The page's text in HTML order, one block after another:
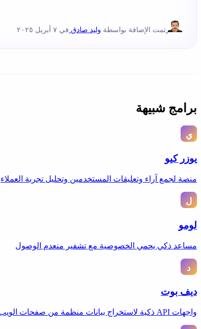
تمت الإضافة بواسطة وليد صادق في ٧ أبريل ٢٠٢٥
برامج شبيهة
يوزر كيو
منصة لجمع آراء وتعليقات المستخدمين وتحليل تجربة العملاء
لومو
مساعد ذكي يحمي الخصوصية مع تشفير منعدم الوصول
ديف بوت
واجهات API ذكية لاستخراج بيانات منظمة من صفحات الويب إلى JSON أو مخططات معرفة.